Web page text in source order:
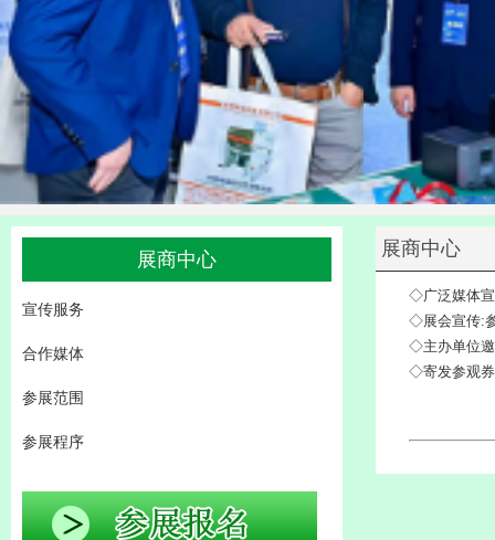
展商中心
宣传服务
合作媒体
参展范围
参展程序
展商中心
◇广泛媒体宣
◇展会宣传:
◇主办单位邀
◇寄发参观券